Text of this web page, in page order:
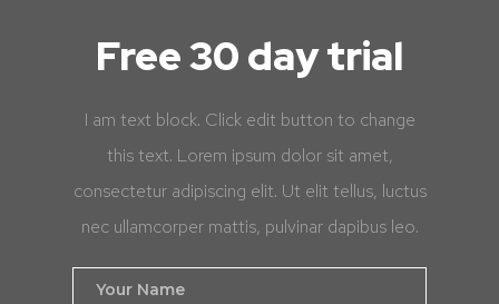
Free 30 day trial
I am text block. Click edit button to change
this text. Lorem ipsum dolor sit amet,
consectetur adipiscing elit. Ut elit tellus, luctus
nec ullamcorper mattis, pulvinar dapibus leo.